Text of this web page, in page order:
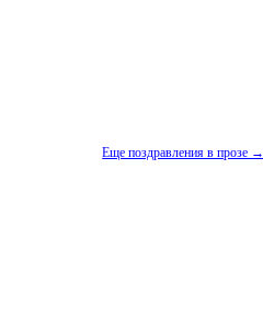
Еще поздравления в прозе →